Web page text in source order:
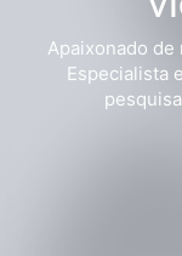
Apaixonado de
Especialista